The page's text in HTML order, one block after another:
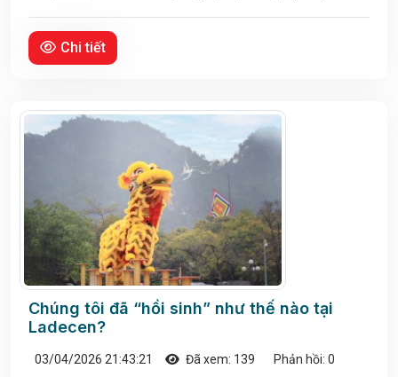
Chi tiết
Chúng tôi đã “hồi sinh” như thế nào tại
Ladecen?
03/04/2026 21:43:21 Đã xem: 139 Phản hồi: 0